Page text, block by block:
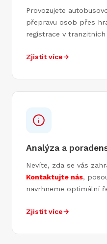
Provozujete
přepravu osob přes
registrace v
Zjistit více→
Analýza a
Nevíte, zda se vás
Kontaktujte nás,
navrhneme optimální
Zjistit více→